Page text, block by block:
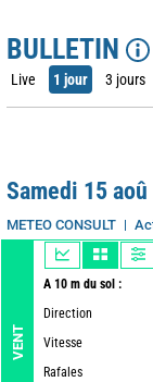
BULLETIN
Live 1 jour 3 jours
Samedi 15 aoû
METEO CONSULT
VENT
A 10 m du sol :
Direction
Vitesse
Rafales